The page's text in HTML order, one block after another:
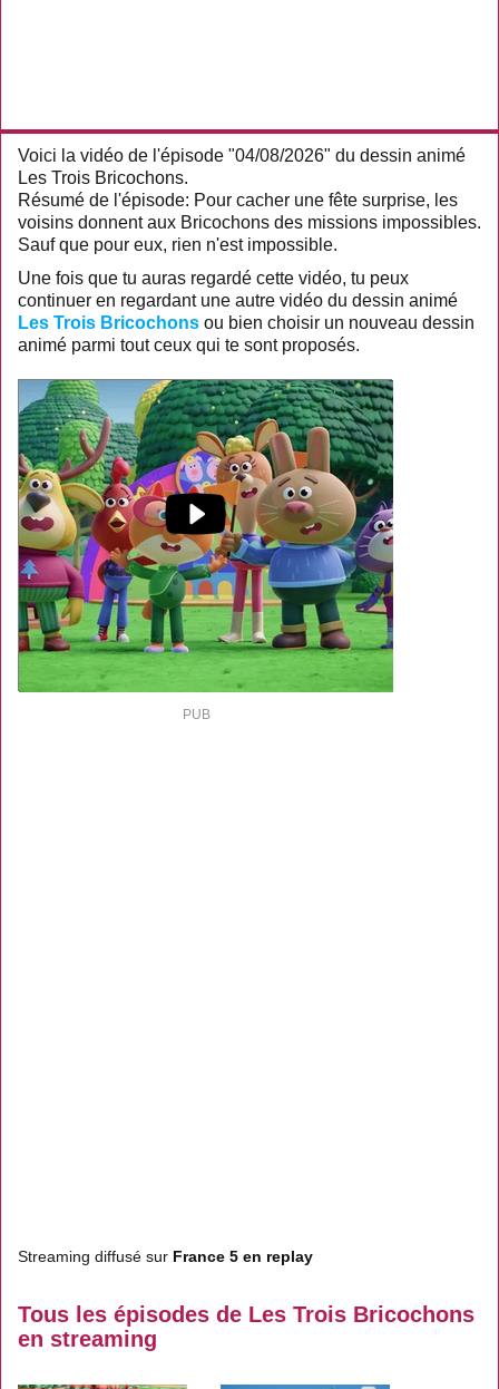
Voici la vidéo de l'épisode "04/08/2026" du dessin animé
Les Trois Bricochons.
Résumé de l'épisode: Pour cacher une fête surprise, les
voisins donnent aux Bricochons des missions impossibles.
Sauf que pour eux, rien n'est impossible.
Une fois que tu auras regardé cette vidéo, tu peux
continuer en regardant une autre vidéo du dessin animé
Les Trois Bricochons ou bien choisir un nouveau dessin
animé parmi tout ceux qui te sont proposés.
Streaming diffusé sur France 5 en replay
Tous les épisodes de Les Trois Bricochons
en streaming